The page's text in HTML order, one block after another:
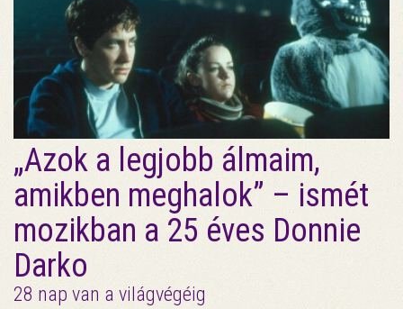
„Azok a legjobb álmaim,
amikben meghalok” – ismét
mozikban a 25 éves Donnie
Darko
28 nap van a világvégéig